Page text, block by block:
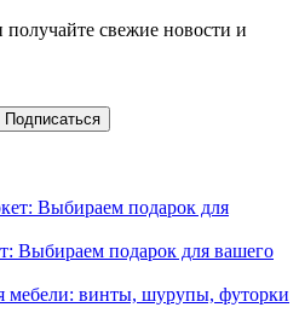
свежие новости и
Выбираем подарок для вашего